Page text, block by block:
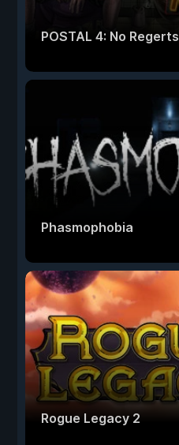
POSTAL 4: No Regerts
Phasmophobia
Rogue Legacy 2